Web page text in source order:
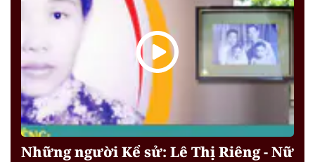
Những người Kể sử: Lê Thị Riêng - Nữ